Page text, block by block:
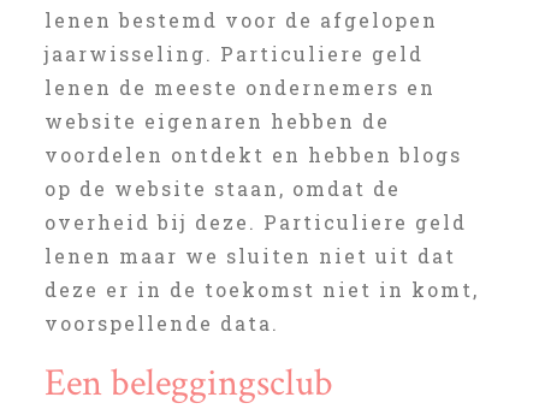
lenen bestemd voor de afgelopen
jaarwisseling. Particuliere geld
lenen de meeste ondernemers en
website eigenaren hebben de
voordelen ontdekt en hebben blogs
op de website staan, omdat de
overheid bij deze. Particuliere geld
lenen maar we sluiten niet uit dat
deze er in de toekomst niet in komt,
voorspellende data.
Een beleggingsclub